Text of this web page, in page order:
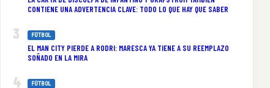
CONTIENE UNA ADVERTENCIA CLAVE: TODO LO QUE HAY QUE SABER
FÚTBOL
EL MAN CITY PIERDE A RODRI: MARESCA YA TIENE A SU REEMPLAZO
SOÑADO EN LA MIRA
FÚTBOL